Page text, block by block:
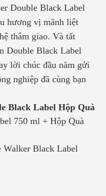
Double Black Label
hương vị mãnh liệt
thâm giao. Và tất
Double Black Label
lời chúc đầu năm gửi
nghiệp đã cùng bạn
Black Label Hộp Quà
750 ml + Hộp Quà
Walker Black Label